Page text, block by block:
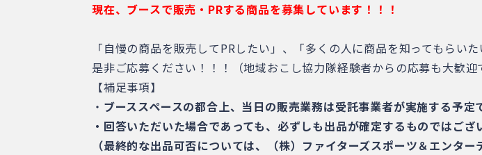
現在、ブースで販売・PRする商品を募集しています！！！
「自慢の商品を販売してPRしたい」、「多くの人に商品を知ってもらい
是非ご応募ください！！！（地域おこし協力隊経験者からの応募も大歓迎
【補足事項】
・ ブーススペースの都合上、当日の販売業務は受託事業者が実施する予定で
・回答いただいた場合であっても、必ずしも出品が確定するものではござ
（最終的な出品可否については、（株）ファイターズスポーツ＆エンタ